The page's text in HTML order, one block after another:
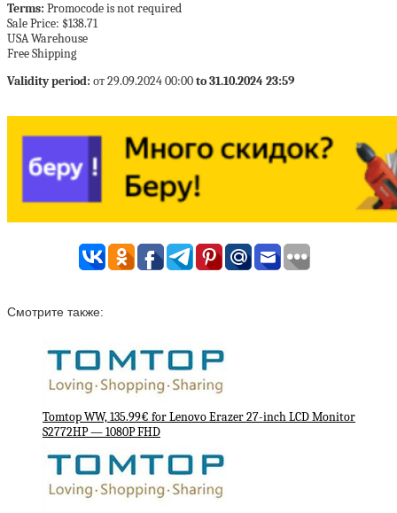
Terms: Promocode is not required
Sale Price: $138.71
USA Warehouse
Free Shipping
Validity period: от 29.09.2024 00:00to 31.10.2024 23:59
Смотрите также:
Tomtop WW, 135.99€ for Lenovo Erazer 27-inch LCD Monitor
S2772HP — 1080P FHD